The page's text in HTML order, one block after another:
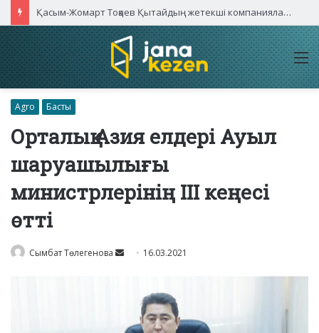
Қасым-Жомарт Тоқаев Қытайдың жетекші компаниялары басшыларымен кездесті
Agro Басты
Орталық Азия елдері Ауыл
шаруашылығы
министрлерінің ІІІ кеңесі
өтті
Сымбат Төлегенова
Send 16.03.2021